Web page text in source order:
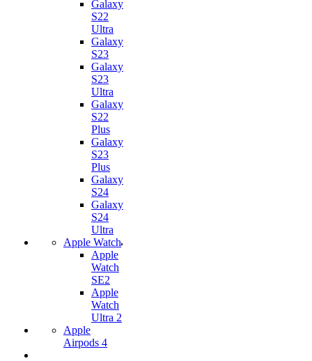
Galaxy
S22
Ultra
Galaxy
S23
Galaxy
S23
Ultra
Galaxy
S22
Plus
Galaxy
S23
Plus
Galaxy
S24
Galaxy
S24
Ultra
Apple Watch
Apple
Watch
SE2
Apple
Watch
Ultra 2
Apple
Airpods 4